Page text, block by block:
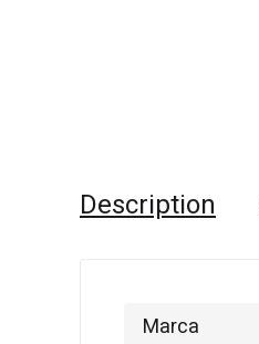
Description
Marca